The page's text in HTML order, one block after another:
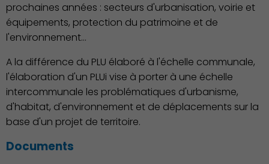
prochaines années : secteurs d'urbanisation, voirie et
équipements, protection du patrimoine et de
l'environnement...
A la différence du PLU élaboré à l'échelle communale,
l'élaboration d'un PLUi vise à porter à une échelle
intercommunale les problématiques d'urbanisme,
d'habitat, d'environnement et de déplacements sur la
base d'un projet de territoire.
Documents